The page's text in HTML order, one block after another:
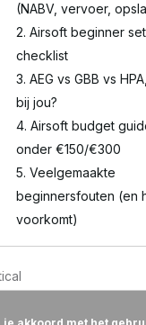
(NABV, vervoer,
2. Airsoft beginner
checklist
3. AEG vs GBB vs
bij jou?
4. Airsoft budget
onder €150/€300
5. Veelgemaakte
beginnersfouten (en
voorkomt)